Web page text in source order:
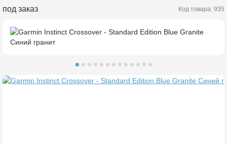
под заказ Код товара: 935